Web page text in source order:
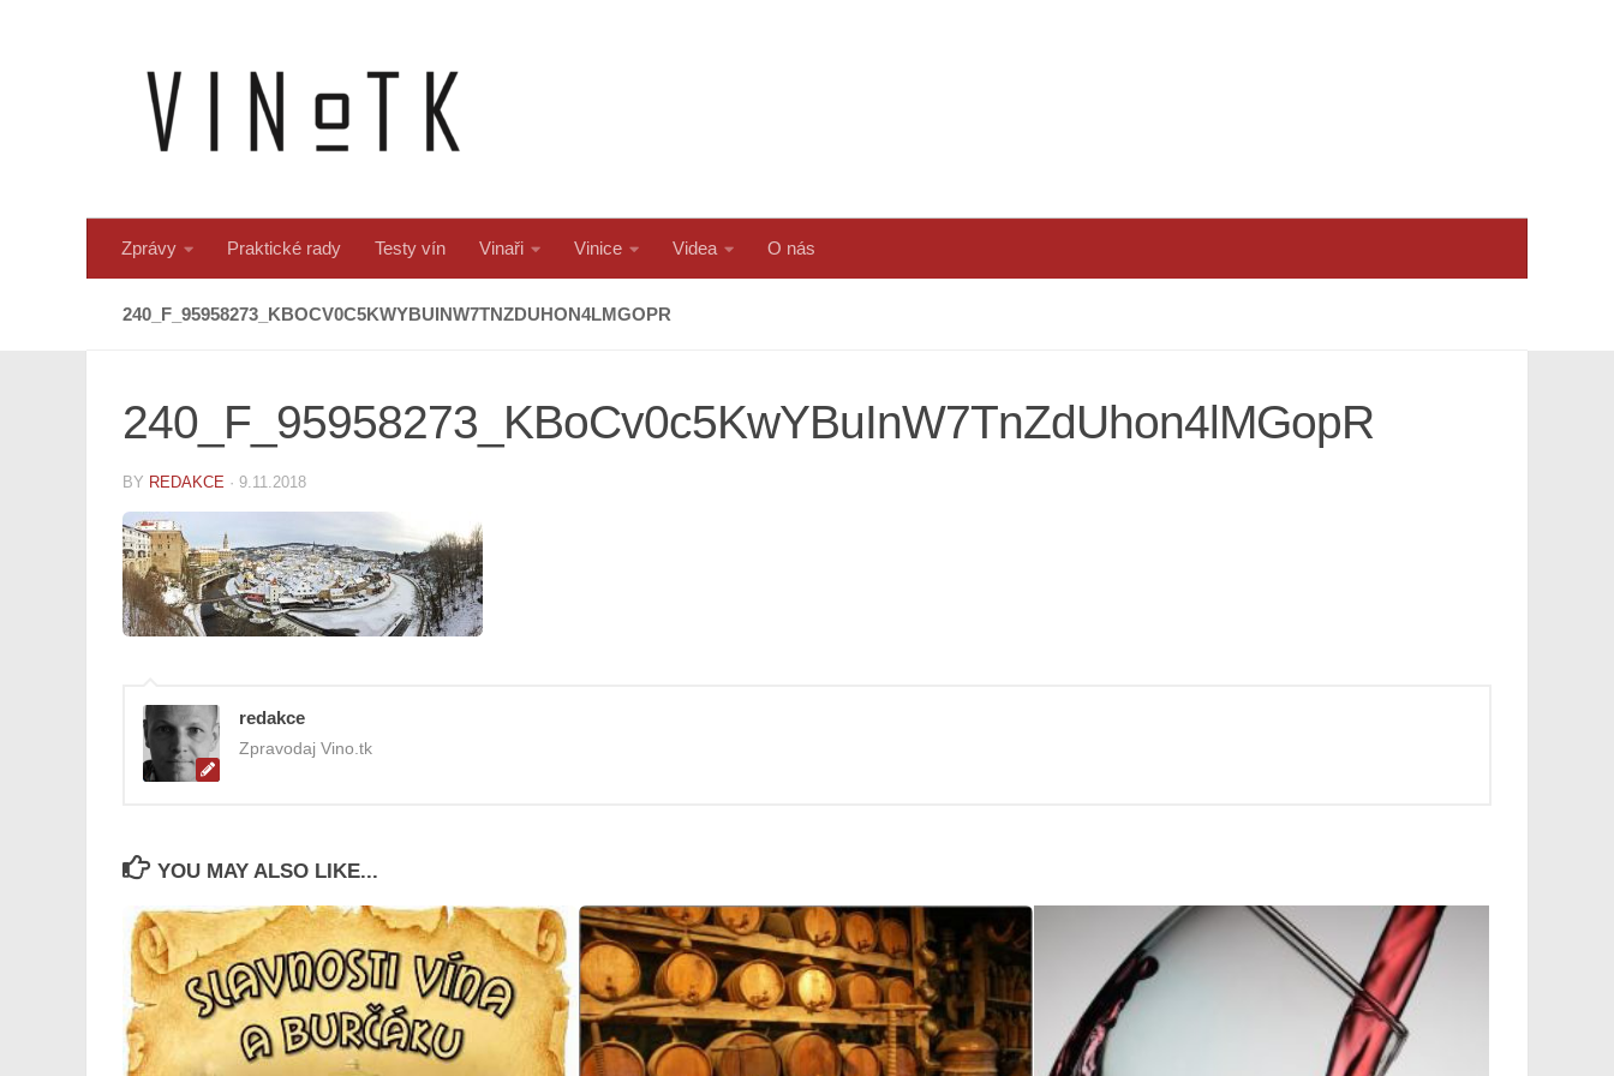
Zprávy Praktické rady Testy vín Vinaři Vinice Videa O nás
240_F_95958273_KBOCV0C5KWYBUINW7TNZDUHON4LMGOPR
240_F_95958273_KBoCv0c5KwYBuInW7TnZdUhon4lMGopR
BY REDAKCE · 9.11.2018
redakce
Zpravodaj Vino.tk
YOU MAY ALSO LIKE...